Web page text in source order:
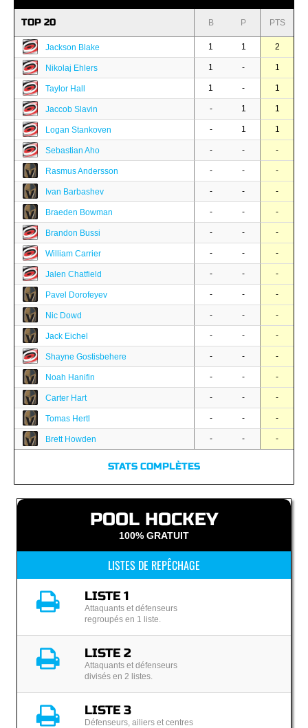
TOP 20 B P PTS
Jackson Blake 1 1 2
Nikolaj Ehlers 1 - 1
Taylor Hall 1 - 1
Jaccob Slavin - 1 1
Logan Stankoven - 1 1
Sebastian Aho - - -
Rasmus Andersson - - -
Ivan Barbashev - - -
Braeden Bowman - - -
Brandon Bussi - - -
William Carrier - - -
Jalen Chatfield - - -
Pavel Dorofeyev - - -
Nic Dowd - - -
Jack Eichel - - -
Shayne Gostisbehere - - -
Noah Hanifin - - -
Carter Hart - - -
Tomas Hertl - - -
Brett Howden - - -
STATS COMPLÈTES
POOL HOCKEY
100% GRATUIT
LISTES DE REPÊCHAGE
LISTE 1
Attaquants et défenseurs
regroupés en 1 liste.
LISTE 2
Attaquants et défenseurs
divisés en 2 listes.
LISTE 3
Défenseurs, ailiers et centres